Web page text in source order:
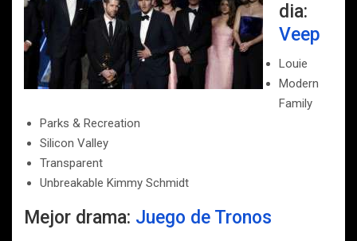
dia:
Veep
Louie
Modern
Family
Parks & Recreation
Silicon Valley
Transparent
Unbreakable Kimmy Schmidt
Mejor drama: Juego de Tronos